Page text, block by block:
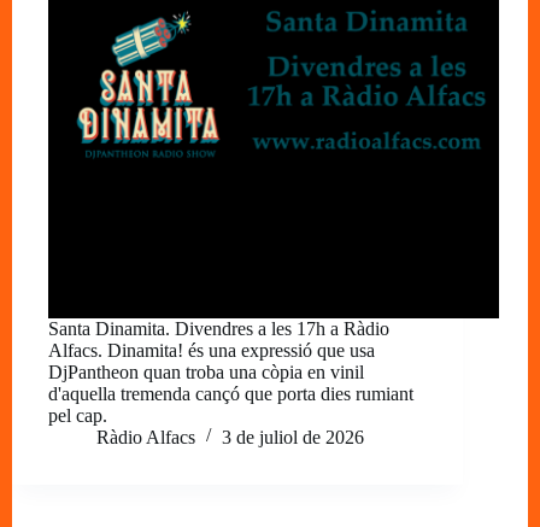
Santa Dinamita. Divendres a les 17h a Ràdio
Alfacs. Dinamita! és una expressió que usa
DjPantheon quan troba una còpia en vinil
d'aquella tremenda cançó que porta dies rumiant
pel cap.
Ràdio Alfacs
3 de juliol de 2026